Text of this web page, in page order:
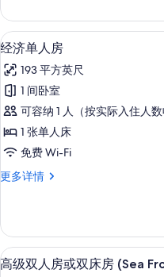
片
更
多
信
显
示
经
济
单
人
的
有
照
片
5
经济单人房
193 平方英尺
1 间卧室
可容纳 1 人（按实际入住人数
1 张单人床
免费 Wi-Fi
更多详情
经
房
更
多
显13
高级双人房或双床房 (Sea